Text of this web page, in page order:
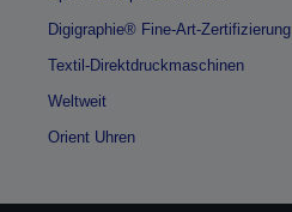
Digigraphie® Fine-Art-Zertifizierung
Textil-Direktdruckmaschinen
Weltweit
Orient Uhren